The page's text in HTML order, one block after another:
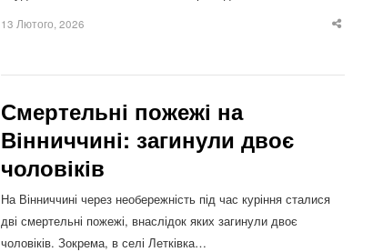
13 Лютого, 2026
Share
Смертельні пожежі на
Вінниччині: загинули двоє
чоловіків
На Вінниччині через необережність під час куріння сталися
дві смертельні пожежі, внаслідок яких загинули двоє
чоловіків. Зокрема, в селі Летківка…